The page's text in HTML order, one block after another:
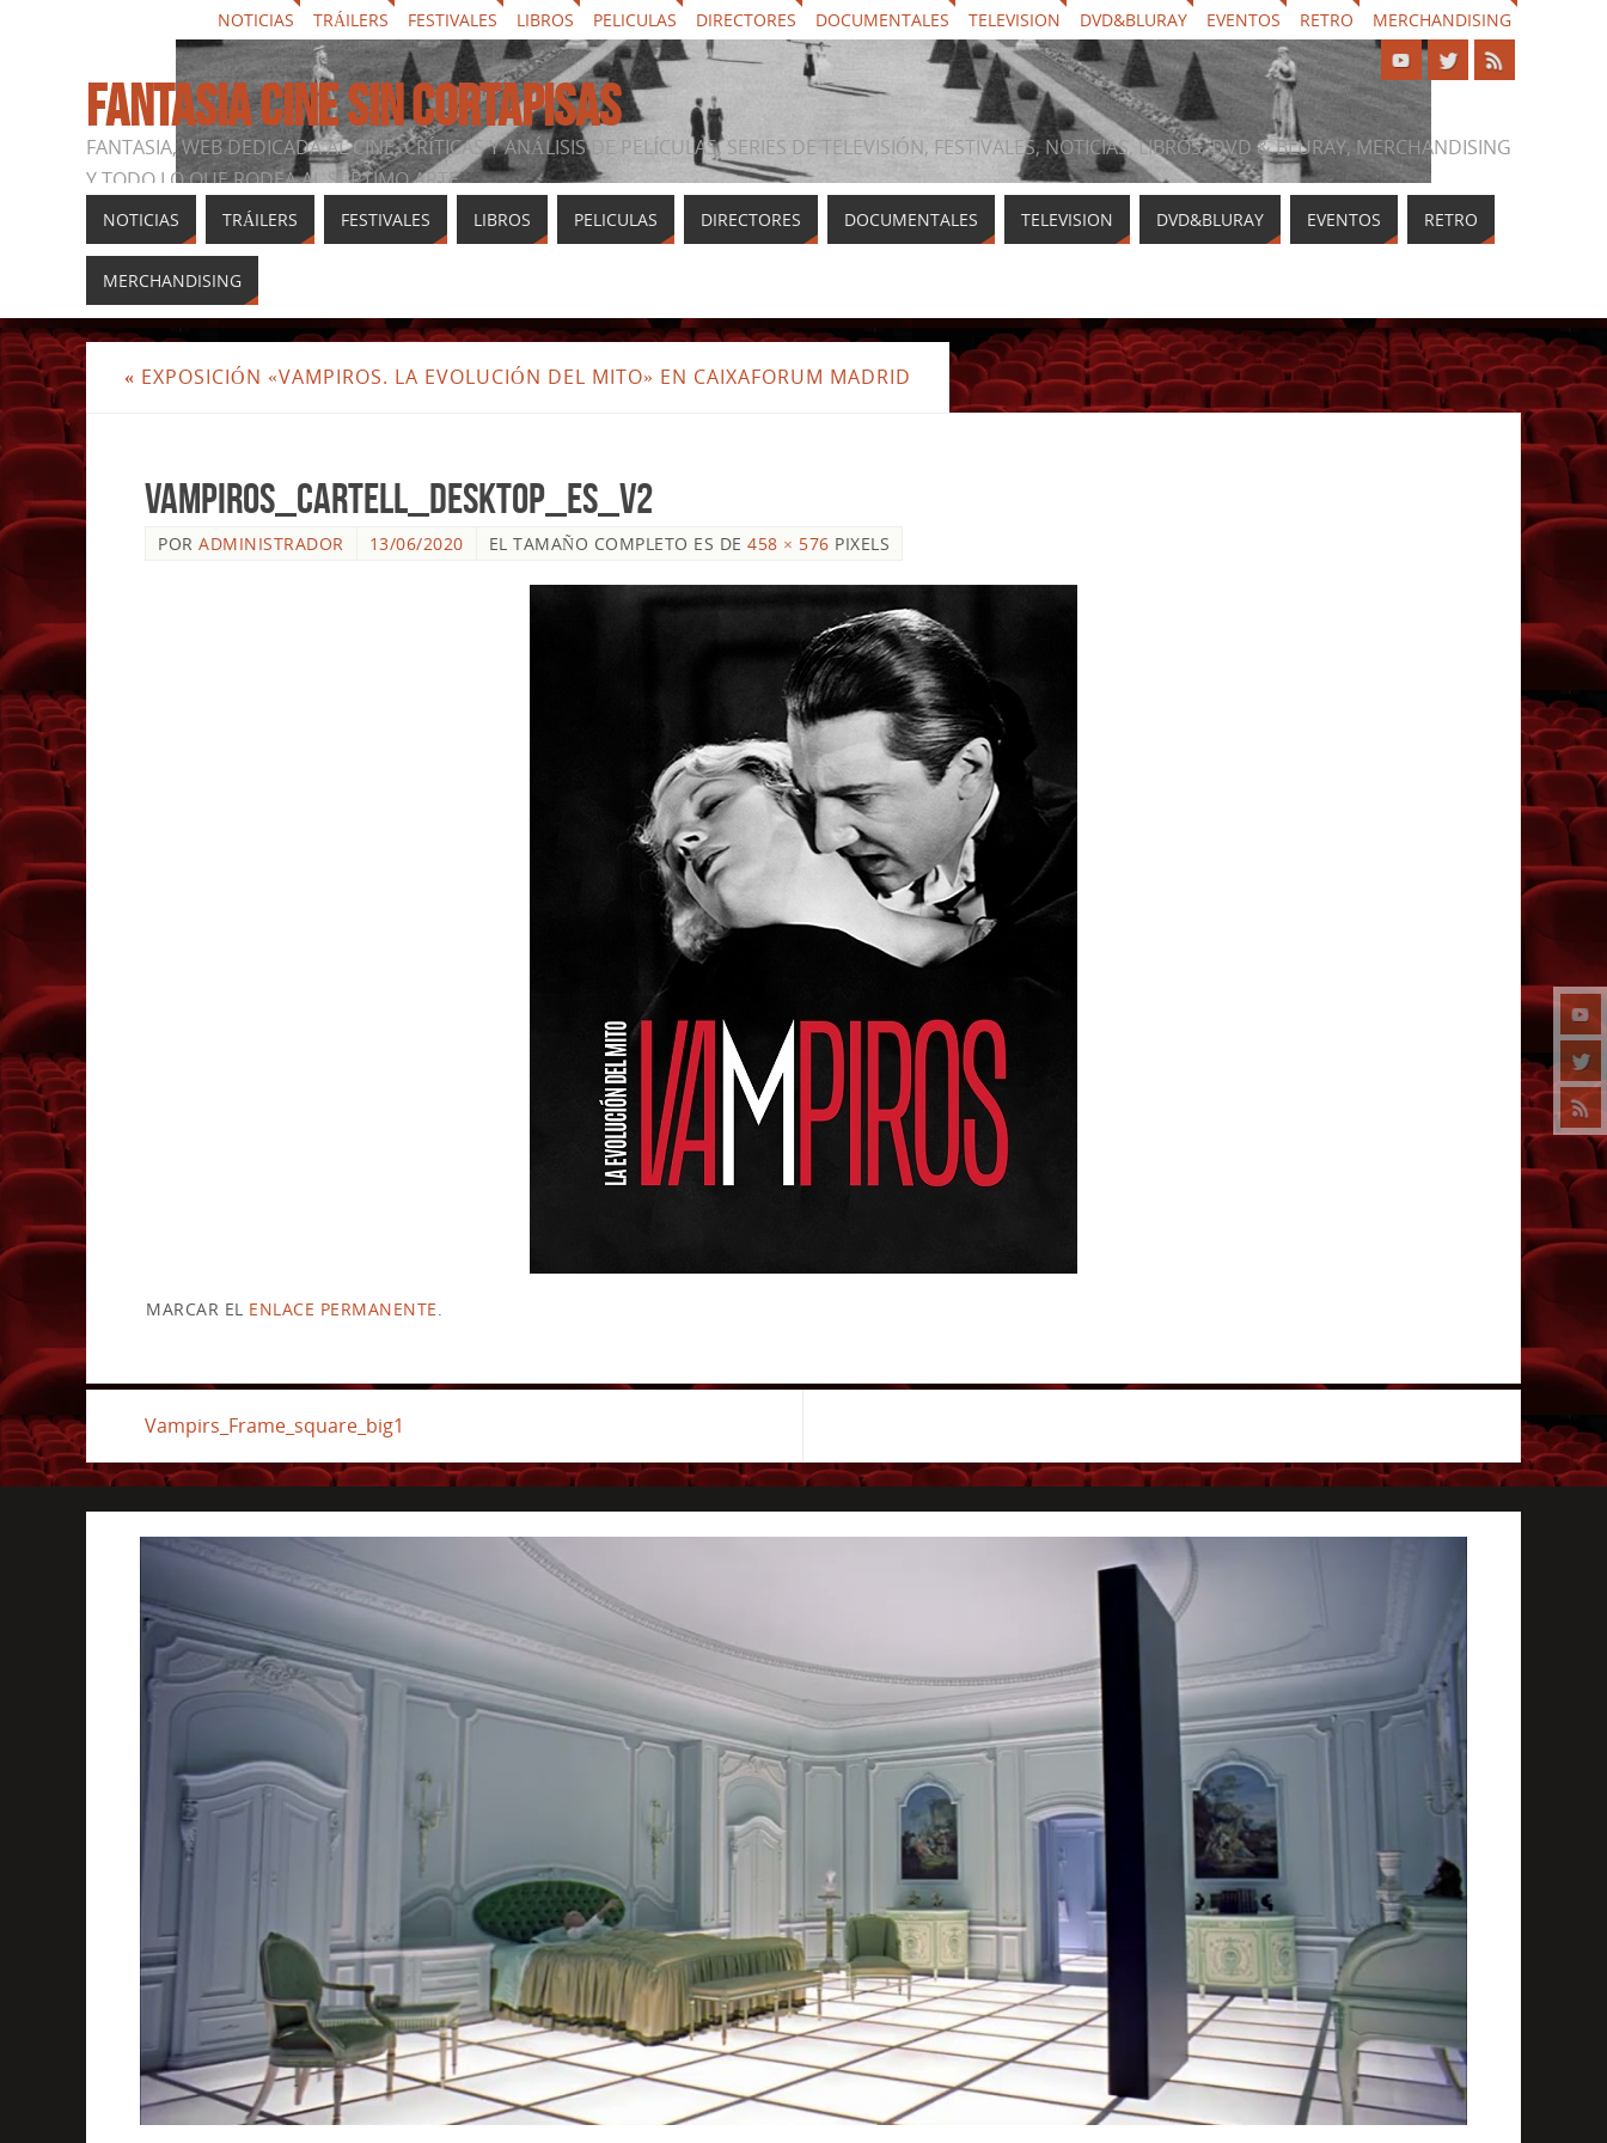
NOTICIAS TRÁILERS FESTIVALES LIBROS PELICULAS DIRECTORES DOCUMENTALES TELEVISION DVD&BLURAY EVENTOS RETRO MERCHANDISING
FANTASIA CINE SIN CORTAPISAS
FANTASIA, WEB DEDICADA AL CINE, CRÍTICAS Y ANÁLISIS DE PELÍCULAS, SERIES DE TELEVISIÓN, FESTIVALES, NOTICIAS, LIBROS, DVD & BLURAY, MERCHANDISING
Y TODO LO QUE RODEA AL SÉPTIMO ARTE
NOTICIAS TRÁILERS FESTIVALES LIBROS PELICULAS DIRECTORES DOCUMENTALES TELEVISION DVD&BLURAY EVENTOS RETRO
MERCHANDISING
« EXPOSICIÓN «VAMPIROS. LA EVOLUCIÓN DEL MITO» EN CAIXAFORUM MADRID
Vampiros_cartell_desktop_es_v2
POR ADMINISTRADOR 13/06/2020 EL TAMAÑO COMPLETO ES DE 458 × 576 PIXELS
MARCAR EL ENLACE PERMANENTE
Vampirs_Frame_square_big1